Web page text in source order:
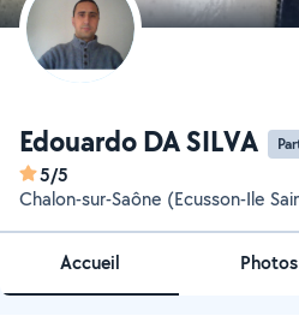
Edouardo DA SILVA
5/5
Chalon-sur-Saône (Ecusson-Ile
Accueil Photos